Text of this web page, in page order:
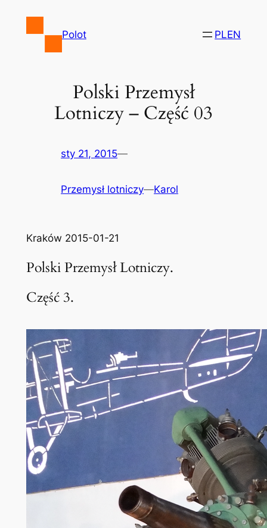
Polot PLEN
Polski Przemysł
Lotniczy – Część 03
sty 21, 2015—
Przemysł lotniczy—Karol
Kraków 2015-01-21
Polski Przemysł Lotniczy.
Część 3.